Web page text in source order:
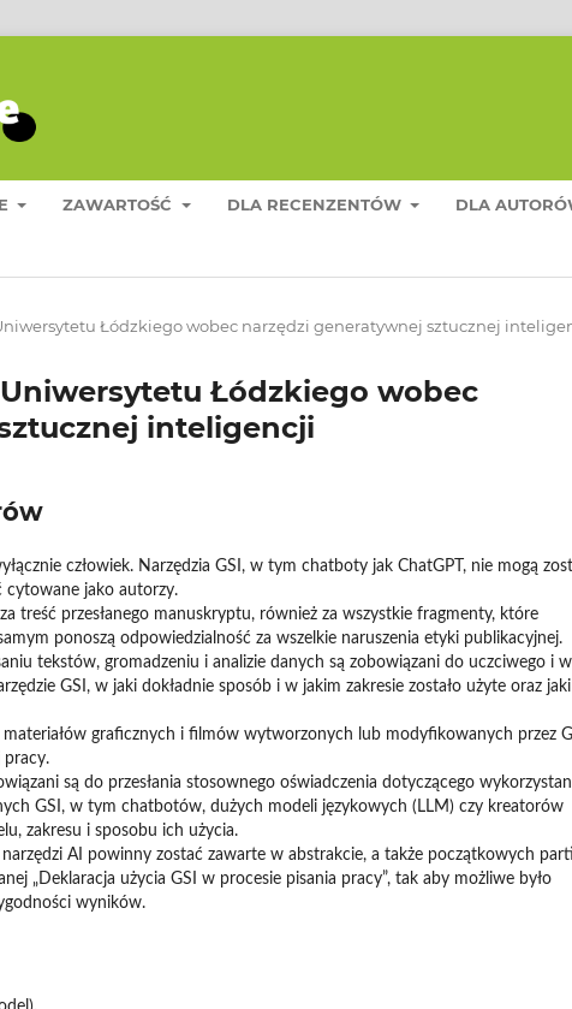
ZAWARTOŚĆ DLA RECENZENTÓW DLA
Łódzkiego wobec narzędzi generatywnej sztucznej
Łódzkiego wobec
inteligencji
człowiek. Narzędzia GSI, w tym chatboty jak ChatGPT, nie mogą
cytowane jako autorzy.
treść przesłanego manuskryptu, również za wszystkie fragmenty, które
ponoszą odpowiedzialność za wszelkie naruszenia etyki publikacyjnej.
tekstów, gromadzeniu i analizie danych są zobowiązani do uczciwego i w
GSI, w jaki dokładnie sposób i w jakim zakresie zostało użyte oraz jaki
graficznych i filmów wytworzonych lub modyfikowanych przez
pracy.
są do przesłania stosownego oświadczenia dotyczącego
GSI, w tym chatbotów, dużych modeli językowych (LLM) czy kreatorów
zakresu i sposobu ich użycia.
AI powinny zostać zawarte w abstrakcie, a także początkowych
„Deklaracja użycia GSI w procesie pisania pracy”, tak aby możliwe było
wyników.